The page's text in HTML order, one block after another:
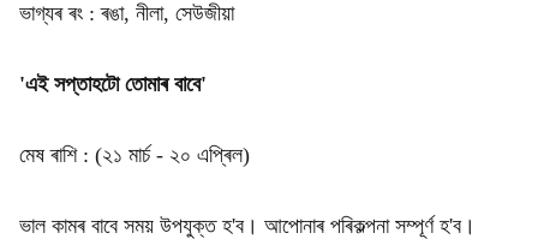
ভাগ্যৰ ৰং : ৰঙা, নীলা, সেউজীয়া
'এই সপ্তাহটো তোমাৰ বাবে'
মেষ ৰাশি : (২১ মাৰ্চ - ২০ এপ্ৰিল)
ভাল কামৰ বাবে সময় উপযুক্ত হ'ব। আপোনাৰ পৰিকল্পনা সম্পূৰ্ণ হ'ব।